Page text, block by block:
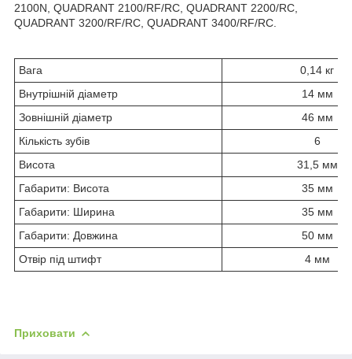
2100N, QUADRANT 2100/RF/RC, QUADRANT 2200/RC,
QUADRANT 3200/RF/RC, QUADRANT 3400/RF/RC.
Вага
0,14 кг
Внутрішній діаметр
14 мм
Зовнішній діаметр
46 мм
Кількість зубів
6
Висота
31,5 мм
Габарити: Висота
35 мм
Габарити: Ширина
35 мм
Габарити: Довжина
50 мм
Отвір під штифт
4 мм
Приховати